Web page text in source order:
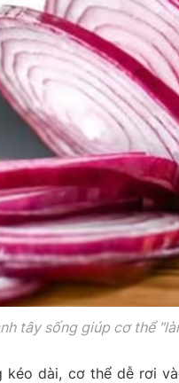
tây sống giúp cơ thể
kéo dài, cơ thể dễ rơi